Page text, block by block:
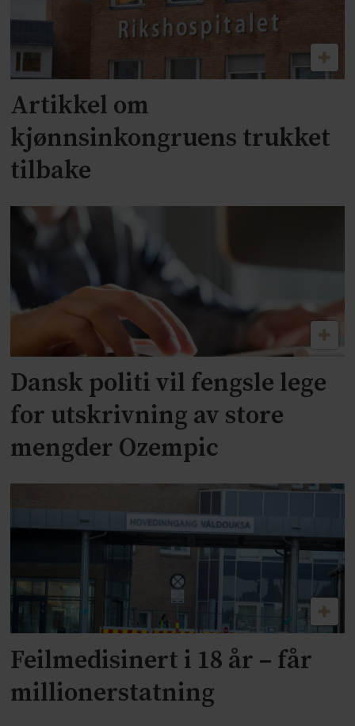
Artikkel om
kjønnsinkongruens trukket
tilbake
Dansk politi vil fengsle lege
for utskrivning av store
mengder Ozempic
Feilmedisinert i 18 år – får
millionerstatning